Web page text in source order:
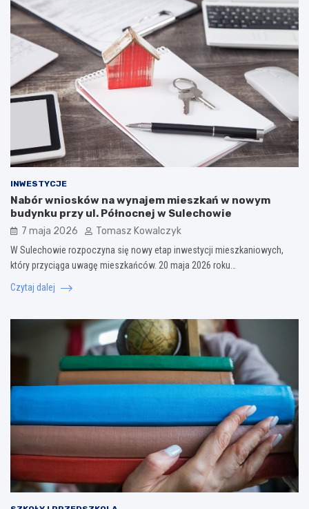
INWESTYCJE
Nabór wniosków na wynajem mieszkań w nowym
budynku przy ul. Północnej w Sulechowie
7 maja 2026 Tomasz Kowalczyk
W Sulechowie rozpoczyna się nowy etap inwestycji mieszkaniowych,
który przyciąga uwagę mieszkańców. 20 maja 2026 roku…
Czytaj dalej